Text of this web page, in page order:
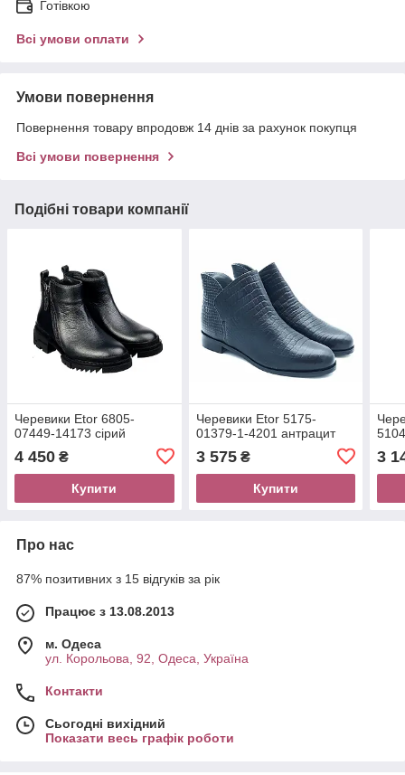
Готівкою
Всі умови оплати
Умови повернення
Повернення товару впродовж 14 днів за рахунок покупця
Всі умови повернення
Подібні товари компанії
Черевики Etor 6805-
07449-14173 сірий
4 450 ₴
Купити
Черевики Etor 5175-
01379-1-4201 антрацит
3 575₴
Купити
3
Про нас
87% позитивних з 15 відгуків за рік
Працює з 13.08.2013
м. Одеса
ул. Корольова, 92, Одеса, Україна
Контакти
Сьогодні вихідний
Показати весь графік роботи